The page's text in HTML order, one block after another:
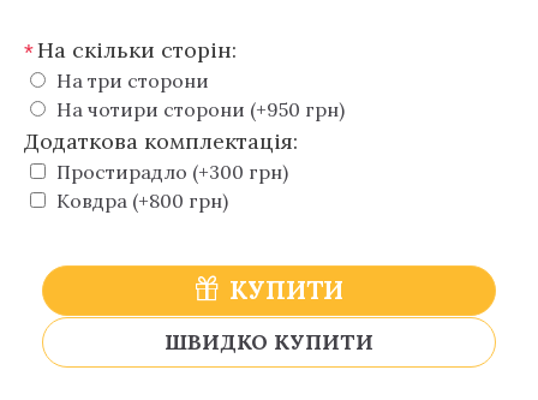
*На скільки сторін:
На три сторони
На чотири сторони (+950 грн)
Додаткова комплектація:
Простирадло (+300 грн)
Ковдра (+800 грн)
КУПИТИ
ШВИДКО КУПИТИ